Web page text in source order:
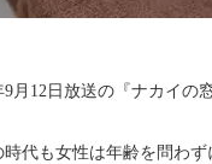
9月12日放送の『ナカイの
時代も女性は年齢を問わ